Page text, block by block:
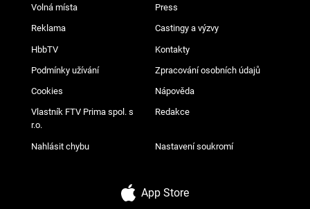
Volná místa Press
Reklama Castingy a výzvy
HbbTV Kontakty
Podmínky užívání Zpracování osobních údajů
Cookies Nápověda
Vlastník FTV Prima spol. s
r.o.
Redakce
Nahlásit chybu Nastavení soukromí
App Store